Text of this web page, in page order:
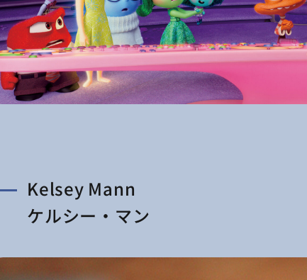
Kelsey Mann
ケルシー・マン